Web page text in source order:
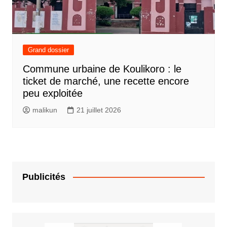
Grand dossier
Commune urbaine de Koulikoro : le
ticket de marché, une recette encore
peu exploitée
malikun 21 juillet 2026
Publicités